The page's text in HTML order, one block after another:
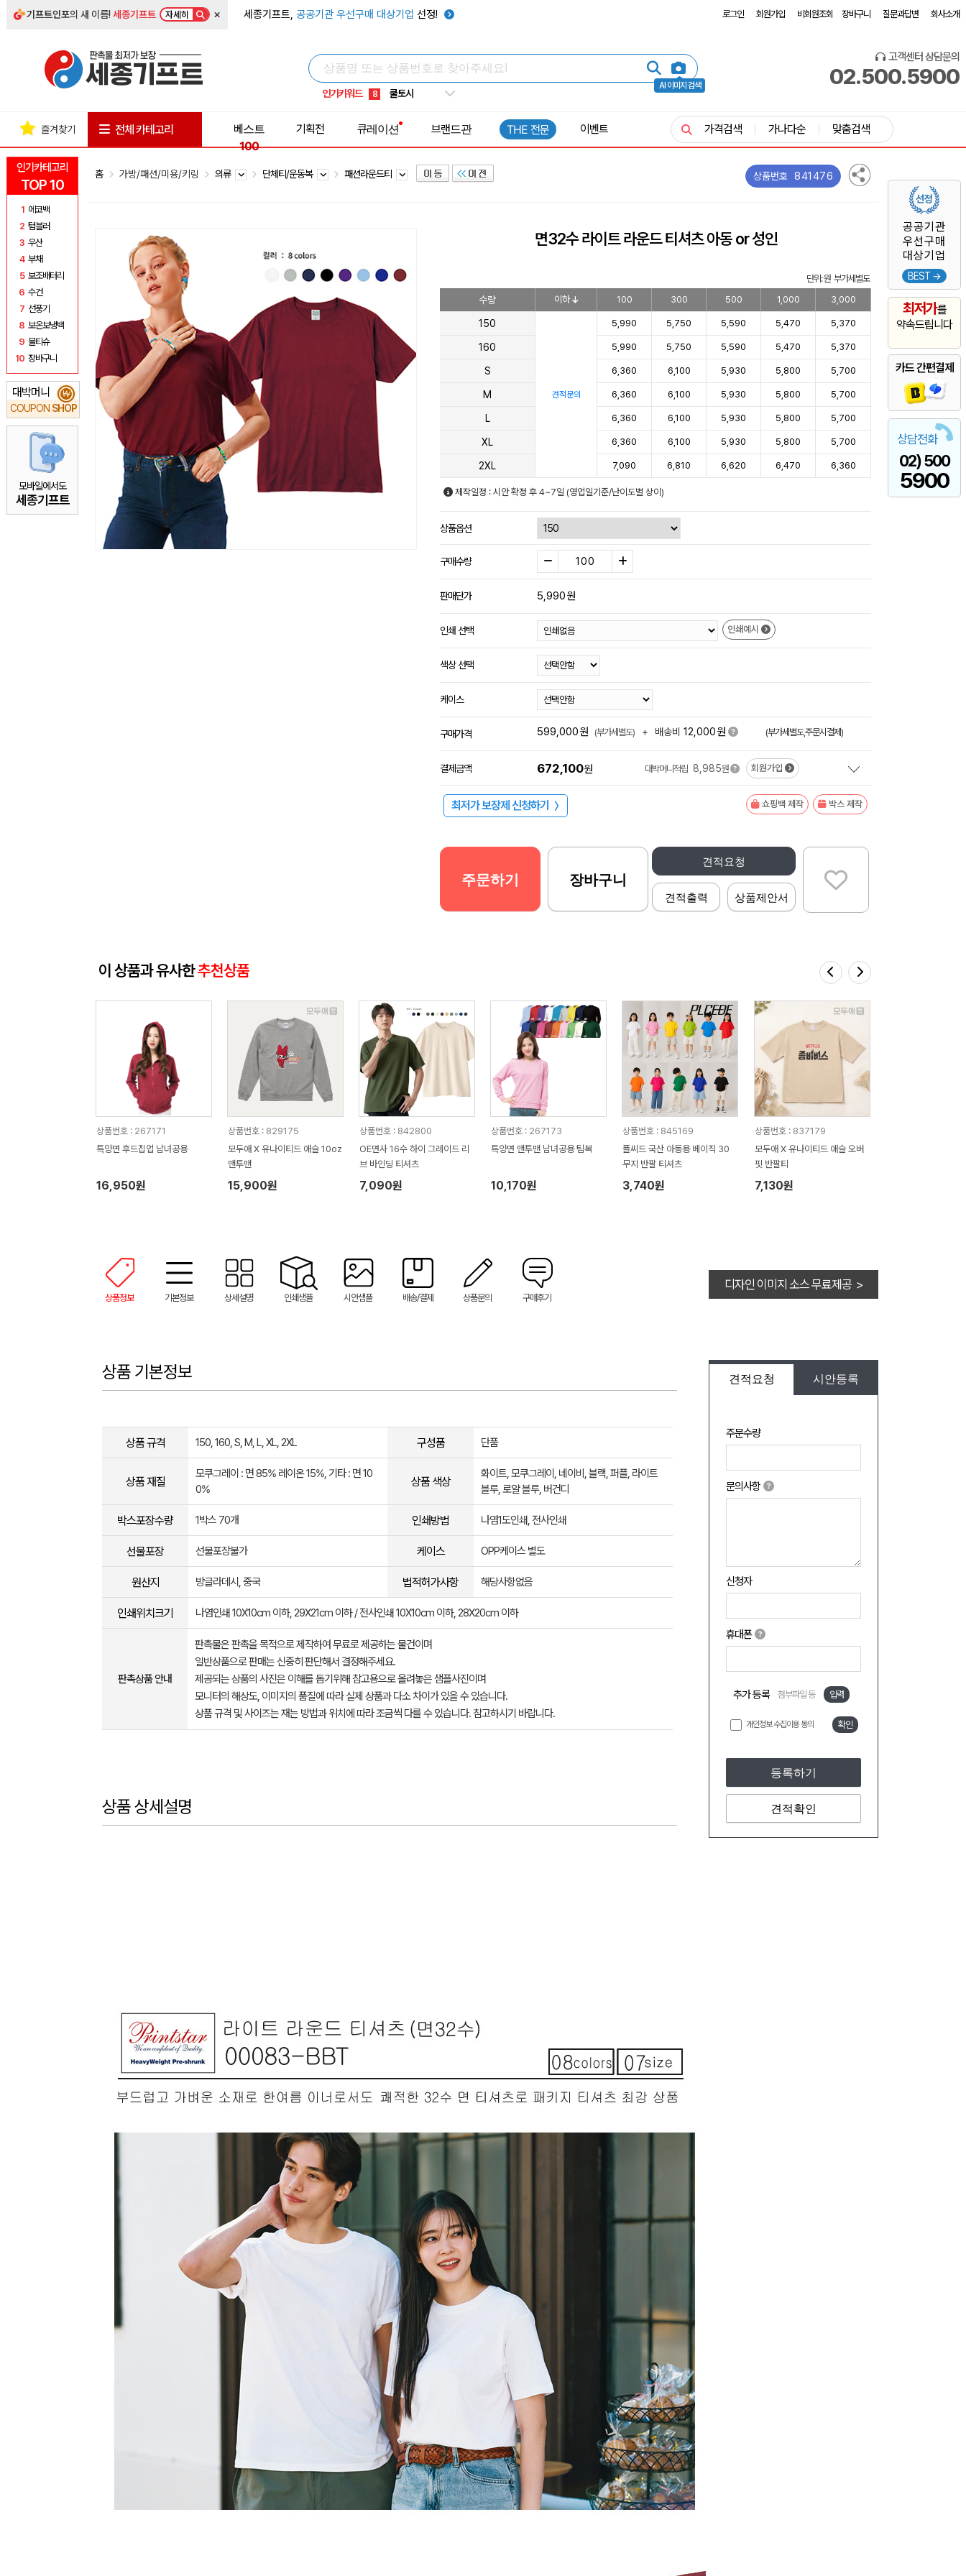
기프트인포의 새 이름!세종기프트 자세히 × 세종기프트, 공공기관 우선구매 대상기업 선정! 로그인 회원가입 비회원조회 장바구니 질문과답변 회사소개
AI 이미지 검색
인기키워드
5 키캡
8 쿨토시
9 넥쿨러
1 선풍기
고객센터 상담문의
02.500.5900
인기카테고리
TOP 10
1 에코백
2 텀블러
3 우산
4 부채
5 보조배터리
6 수건
7 선풍기
8 보온보냉백
9 물티슈
10 장바구니
대박머니
COUPON SHOP
₩
모바일에서도
세종기프트
공공기관
우선구매
대상기업
BEST →
최저가를
약속드립니다
카드 간편결제
상담전화
02) 500
5900
즐겨찾기 전체 카테고리
베스트
100
기획전 큐레이션 브랜드관 THE 전문 이벤트 가격검색 가나다순 맞춤검색
홈 가방/패션/미용/키링 의류 단체티/운동복 패션라운드티 상품번호 841476
면32수 라이트 라운드 티셔츠 아동 or 성인
단위: 원 부가세별도
수량 이하 100 300 500 1,000 3,000
150
견적문의
5,990 5,750 5,590 5,470 5,370
160 5,990 5,750 5,590 5,470 5,370
S 6,360 6,100 5,930 5,800 5,700
M 6,360 6,100 5,930 5,800 5,700
L 6,360 6,100 5,930 5,800 5,700
XL 6,360 6,100 5,930 5,800 5,700
2XL 7,090 6,810 6,620 6,470 6,360
제작일정 : 시안 확정 후 4~7일 (영업일기준/난이도별 상이)
상품옵션
구매수량
판매단가 5,990원
인쇄 선택 인쇄예시
색상 선택
케이스
구매가격 599,000원 (부가세별도) + 배송비 12,000원 (부가세별도,주문시결제)
결제금액 672,100원 대박머니적립 8,985원 회원가입
최저가 보장제 신청하기 〉 쇼핑백 제작 박스 제작
견적요청
견적출력 상품제안서
주문하기 장바구니
이 상품과 유사한추천상품
상품번호 : 267171
특양면 후드집업 남녀공용
16,950원
상품번호 : 829175
모두애 X 유나이티드 애슬 10oz
맨투맨
15,900원
상품번호 : 842800
OE면사 16수 하이 그레이드 리
브 바인딩 티셔츠
7,090원
상품번호 : 267173
특양면 맨투맨 남녀공용 팀복
10,170원
상품번호 : 845169
플씨드 국산 아동용 베이직 30
무지 반팔 티셔츠
3,740원
상품번호 : 837179
모두애 X 유나이티드 애슬 오버
핏 반팔티
7,130원
상품정보 기본정보 상세설명 인쇄샘플 시안샘플 배송/결제 상품문의 구매후기
디자인 이미지 소스 무료제공 >
견적요청 시안등록
주문수량
문의사항
신청자
휴대폰
추가 등록 첨부파일 등 입력
개인정보 수집이용 동의 확인
등록하기
견적확인
상품 기본정보
상품 규격 150, 160, S, M, L, XL, 2XL 구성품 단품
상품 재질
모쿠그레이 : 면 85% 레이온 15%, 기타 : 면 10
0%
상품 색상
화이트, 모쿠그레이, 네이비, 블랙, 퍼플, 라이트
블루, 로얄 블루, 버건디
박스포장수량 1박스 70개 인쇄방법 나염1도인쇄, 전사인쇄
선물포장 선물포장불가 케이스 OPP케이스 별도
원산지 방글라데시, 중국 법적허가사항 해당사항없음
인쇄위치크기 나염인쇄 10X10cm 이하, 29X21cm 이하 / 전사인쇄 10X10cm 이하, 28X20cm 이하
판촉상품 안내
판촉물은 판촉을 목적으로 제작하여 무료로 제공하는 물건이며
일반상품으로 판매는 신중히 판단해서 결정해주세요.
제공되는 상품의 사진은 이해를 돕기위해 참고용으로 올려놓은 샘플사진이며
모니터의 해상도, 이미지의 품질에 따라 실제 상품과 다소 차이가 있을 수 있습니다.
상품 규격 및 사이즈는 재는 방법과 위치에 따라 조금씩 다를 수 있습니다. 참고하시기 바랍니다.
상품 상세설명